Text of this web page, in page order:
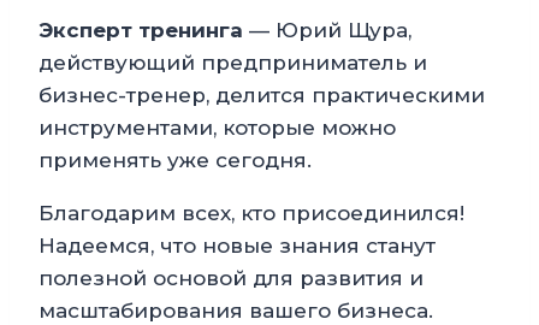
Эксперт тренинга — Юрий Щура,
действующий предприниматель и
бизнес-тренер, делится практическими
инструментами, которые можно
применять уже сегодня.
Благодарим всех, кто присоединился!
Надеемся, что новые знания станут
полезной основой для развития и
масштабирования вашего бизнеса.